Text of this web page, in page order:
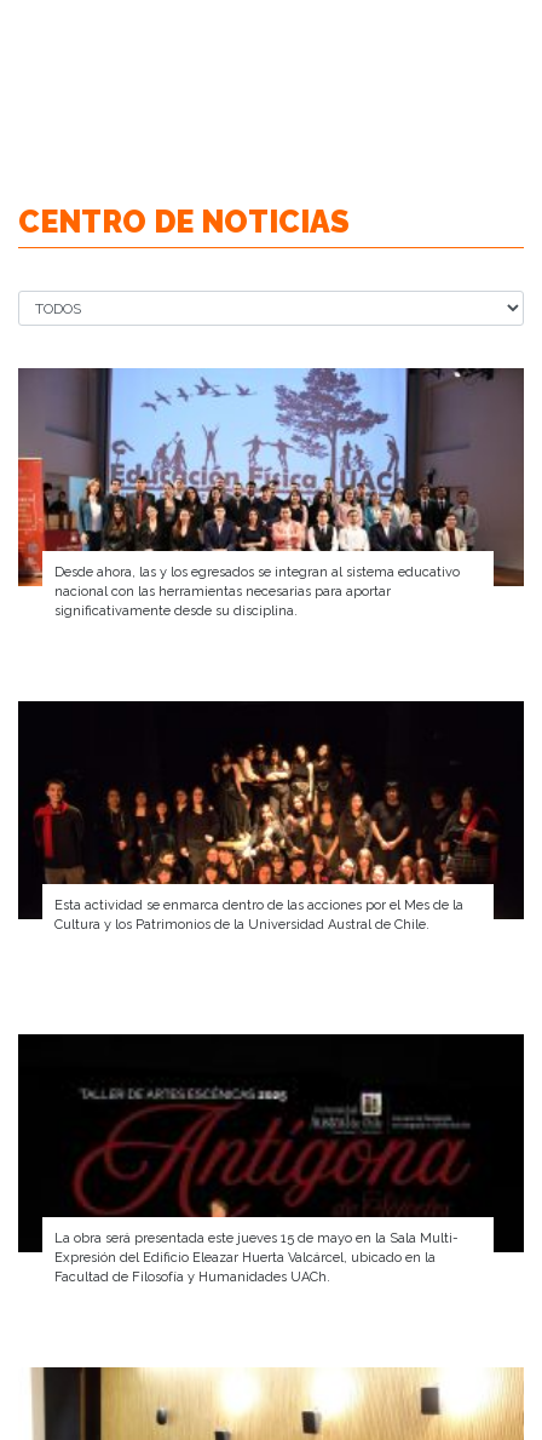
CENTRO DE NOTICIAS
Desde ahora, las y los egresados se integran al sistema educativo
nacional con las herramientas necesarias para aportar
significativamente desde su disciplina.
Esta actividad se enmarca dentro de las acciones por el Mes de la
Cultura y los Patrimonios de la Universidad Austral de Chile.
La obra será presentada este jueves 15 de mayo en la Sala Multi-
Expresión del Edificio Eleazar Huerta Valcárcel, ubicado en la
Facultad de Filosofía y Humanidades UACh.